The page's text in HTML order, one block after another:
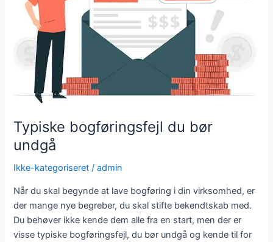
Typiske bogføringsfejl du bør
undgå
Ikke-kategoriseret /admin
Når du skal begynde at lave bogføring i din virksomhed, er
der mange nye begreber, du skal stifte bekendtskab med.
Du behøver ikke kende dem alle fra en start, men der er
visse typiske bogføringsfejl, du bør undgå og kende til for
undgå